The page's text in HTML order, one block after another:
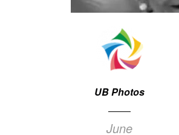
UB Photos
June